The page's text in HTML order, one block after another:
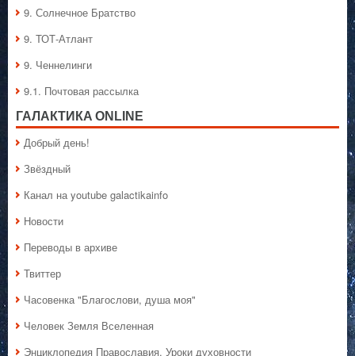
9. Солнечное Братство
9. ТОТ-Атлант
9. Ченнелинги
9.1. Почтовая рассылка
ГАЛАКТИКA ONLINE
Добрый день!
Звёздный
Канал на youtube galactikainfo
Новости
Переводы в архиве
Твиттер
Часовенка "Благослови, душа моя"
Человек Земля Вселенная
Энциклопедия Православия. Уроки духовности